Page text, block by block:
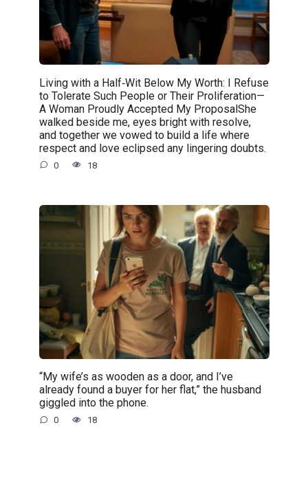
Living with a Half‑Wit Below My Worth: I Refuse
to Tolerate Such People or Their Proliferation—
A Woman Proudly Accepted My ProposalShe
walked beside me, eyes bright with resolve,
and together we vowed to build a life where
respect and love eclipsed any lingering doubts.
0 18
“My wife’s as wooden as a door, and I’ve
already found a buyer for her flat,” the husband
giggled into the phone.
0 18